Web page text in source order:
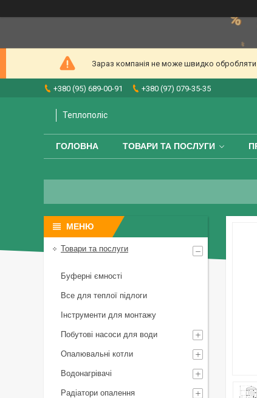
Зараз компанія не може швидко обробляти
+380 (95) 689-00-91 +380 (97) 079-35-35
Теплополіс
ГОЛОВНА ТОВАРИ ТА ПОСЛУГИ
Товари та послуги
Буферні ємності
Все для теплої підлоги
Інструменти для монтажу
Побутові насоси для води
Опалювальні котли
Водонагрівачі
Радіатори опалення